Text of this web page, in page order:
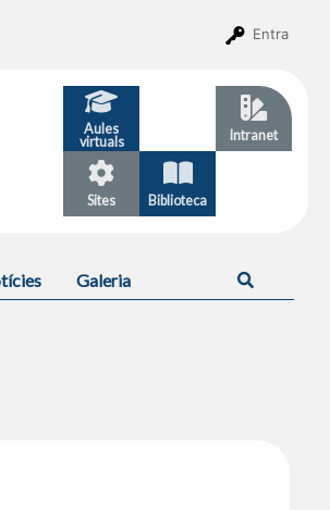
Entra
Aules
virtuals
Intranet
Sites Biblioteca
Galeria Cerca